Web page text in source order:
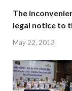
The
legal notice to
May 22, 2013